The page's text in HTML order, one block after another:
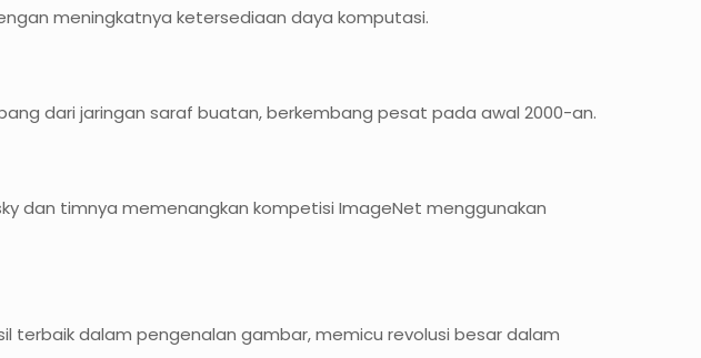
meningkatnya ketersediaan daya komputasi.
dari jaringan saraf buatan, berkembang pesat pada awal 2000-an.
dan timnya memenangkan kompetisi ImageNet menggunakan
dalam pengenalan gambar, memicu revolusi besar dalam